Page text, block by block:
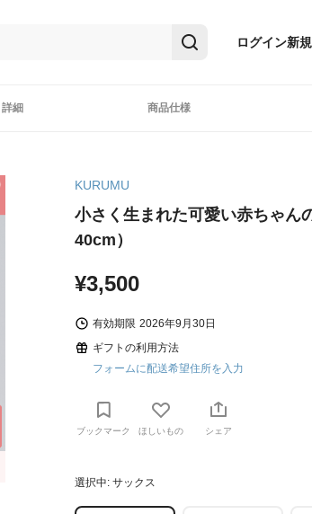
ログイン新
細 商品仕様
KURUMU
小さく生まれた可愛い赤ちゃん
40cm）
¥3,500
有効期限 2026年9月30日
ギフトの利用方法
フォームに配送希望住所を入力
ブックマーク ほしいもの シェア
選択中: サックス